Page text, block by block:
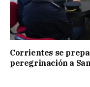
Corrientes se
peregrinación a